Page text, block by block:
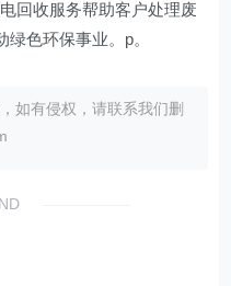
回收服务帮助客户处理废
色环保事业。p。
如有侵权，请联系我们删